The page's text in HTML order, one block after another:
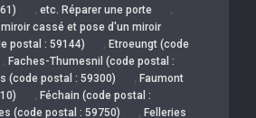
, etc. Réparer une porte ,
cassé et pose d'un miroir
postal : 59144) , Etroeungt (code
, Faches-Thumesnil (code postal :
(code postal : 59300) , Faumont
, Féchain (code postal :
(code postal : 59750) , Felleries